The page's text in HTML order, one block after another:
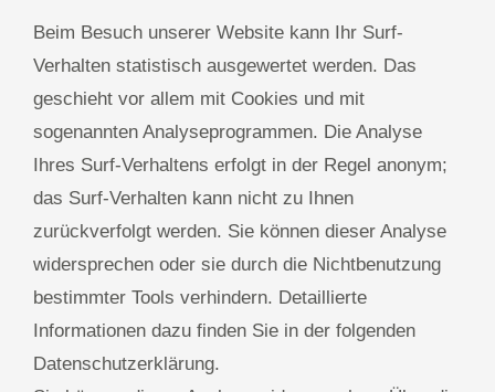
Beim Besuch unserer Website kann Ihr Surf-
Verhalten statistisch ausgewertet werden. Das
geschieht vor allem mit Cookies und mit
sogenannten Analyseprogrammen. Die Analyse
Ihres Surf-Verhaltens erfolgt in der Regel anonym;
das Surf-Verhalten kann nicht zu Ihnen
zurückverfolgt werden. Sie können dieser Analyse
widersprechen oder sie durch die Nichtbenutzung
bestimmter Tools verhindern. Detaillierte
Informationen dazu finden Sie in der folgenden
Datenschutzerklärung.